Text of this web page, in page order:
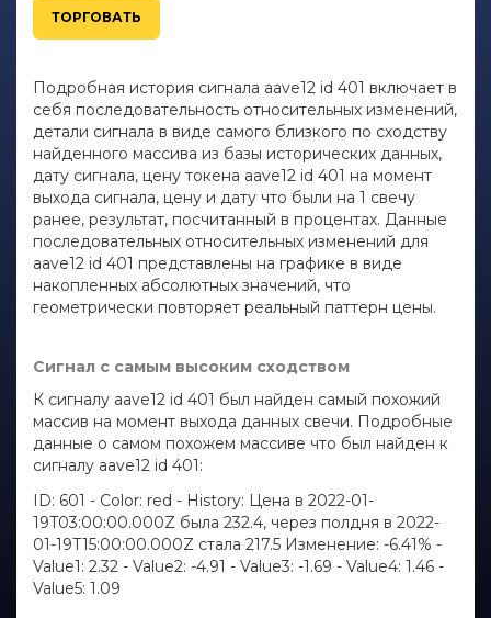
ТОРГОВАТЬ
Подробная история сигнала aave12 id 401 включает в
себя последовательность относительных изменений,
детали сигнала в виде самого близкого по сходству
найденного массива из базы исторических данных,
дату сигнала, цену токена aave12 id 401 на момент
выхода сигнала, цену и дату что были на 1 свечу
ранее, результат, посчитанный в процентах. Данные
последовательных относительных изменений для
aave12 id 401 представлены на графике в виде
накопленных абсолютных значений, что
геометрически повторяет реальный паттерн цены.
Сигнал с самым высоким сходством
К сигналу aave12 id 401 был найден самый похожий
массив на момент выхода данных свечи. Подробные
данные о самом похожем массиве что был найден к
сигналу aave12 id 401:
ID: 601 - Color: red - History: Цена в 2022-01-
19T03:00:00.000Z была 232.4, через полдня в 2022-
01-19T15:00:00.000Z стала 217.5 Изменение: -6.41% -
Value1: 2.32 - Value2: -4.91 - Value3: -1.69 - Value4: 1.46 -
Value5: 1.09